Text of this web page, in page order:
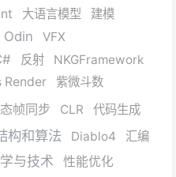
大语言模型 建模
Odin
VFX
反射
NKGFramework
Render 紫微斗数
帧同步 CLR
代码生成
构和算法 Diablo4 汇编
与技术 性能优化